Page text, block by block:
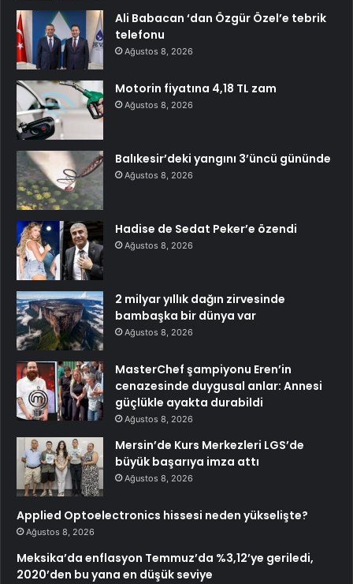
Ali Babacan ‘dan Özgür Özel’e tebrik
telefonu
Ağustos 8, 2026
Motorin fiyatına 4,18 TL zam
Ağustos 8, 2026
Balıkesir’deki yangını 3’üncü gününde
Ağustos 8, 2026
Hadise de Sedat Peker’e özendi
Ağustos 8, 2026
2 milyar yıllık dağın zirvesinde
bambaşka bir dünya var
Ağustos 8, 2026
MasterChef şampiyonu Eren’in
cenazesinde duygusal anlar: Annesi
güçlükle ayakta durabildi
Ağustos 8, 2026
Mersin’de Kurs Merkezleri LGS’de
büyük başarıya imza attı
Ağustos 8, 2026
Applied Optoelectronics hissesi neden yükselişte?
Ağustos 8, 2026
Meksika’da enflasyon Temmuz’da %3,12’ye geriledi,
2020’den bu yana en düşük seviye